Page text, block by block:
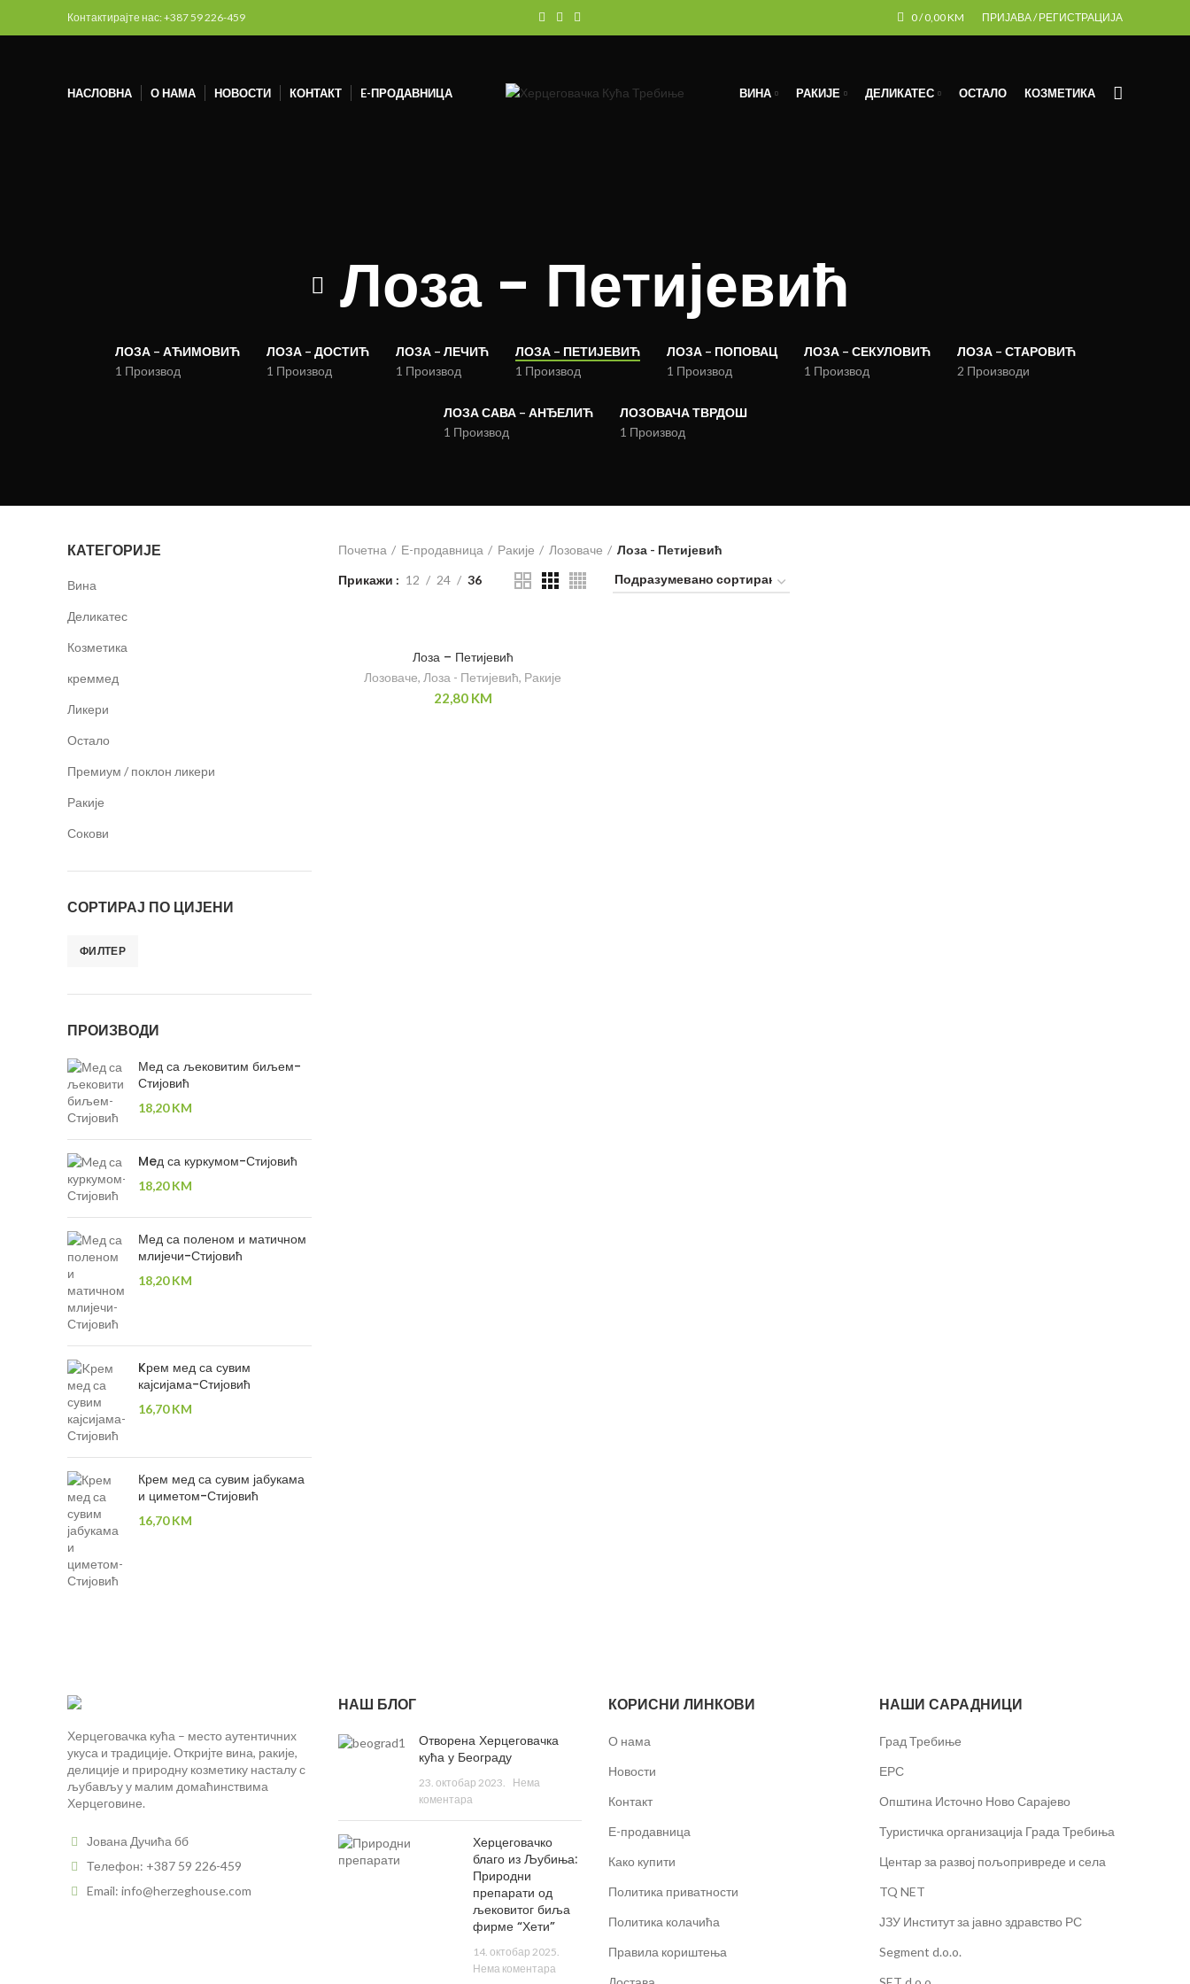
Контактирајте нас: +387 59 226-459 0/ 0,00KM ПРИЈАВА / РЕГИСТРАЦИЈА
НАСЛОВНА О НАМА НОВОСТИ КОНТАКТ E-ПРОДАВНИЦА ВИНА РАКИЈЕ ДЕЛИКАТЕС ОСТАЛО КОЗМЕТИКА
Лоза - Петијевић
ЛОЗА – АЋИМОВИЋ
1 Производ
ЛОЗА – ДОСТИЋ
1 Производ
ЛОЗА – ЛЕЧИЋ
1 Производ
ЛОЗА – ПЕТИЈЕВИЋ
1 Производ
ЛОЗА – ПОПОВАЦ
1 Производ
ЛОЗА – СЕКУЛОВИЋ
1 Производ
ЛОЗА – СТАРОВИЋ
2 Производи
ЛОЗА САВА – АНЂЕЛИЋ
1 Производ
ЛОЗОВАЧА ТВРДОШ
1 Производ
КАТЕГОРИЈЕ
Вина
Деликатес
Козметика
креммед
Ликери
Остало
Премиум / поклон ликери
Ракије
Сокови
СОРТИРАЈ ПО ЦИЈЕНИ
ФИЛТЕР
ПРОИЗВОДИ
Мед са љековитим биљем-
Стијовић
18,20KM
Meд са куркумом-Стијовић
18,20KM
Мед са поленом и матичном
млијечи-Стијовић
18,20KM
Kрем мед са сувим
кајсијама-Стијовић
16,70KM
Крем мед са сувим јабукама
и циметом-Стијовић
16,70KM
Почетна Е-продавница Ракије Лозоваче
Лоза - Петијевић
Прикажи
12 24 36
Лоза – Петијевић
Лозоваче, Лоза - Петијевић, Ракије
22,80 KM
Херцеговачка кућа – место аутентичних
укуса и традиције. Откријте вина, ракије,
делиције и природну козметику насталу с
љубављу у малим домаћинствима
Херцеговине.
Јована Дучића бб
Телефон: +387 59 226-459
Email: info@herzeghouse.com
НАШ БЛОГ
Отворена Херцеговачка
кућа у Београду
23. октобар 2023.
Нема
коментара
Херцеговачко
благо из Љубиња:
Природни
препарати од
љековитог биља
фирме “Хети”
14. октобар 2025.
Нема коментара
КОРИСНИ ЛИНКОВИ
О нама
Новости
Контакт
Е-продавница
Како купити
Политика приватности
Политика колачића
Правила кориштења
НАШИ САРАДНИЦИ
Град Требиње
ЕРС
Општина Источно Ново Сарајево
Туристичка организација Града Требиња
Центар за развој пољопривреде и села
TQ NET
ЈЗУ Институт за јавно здравство РС
Segment d.o.o.